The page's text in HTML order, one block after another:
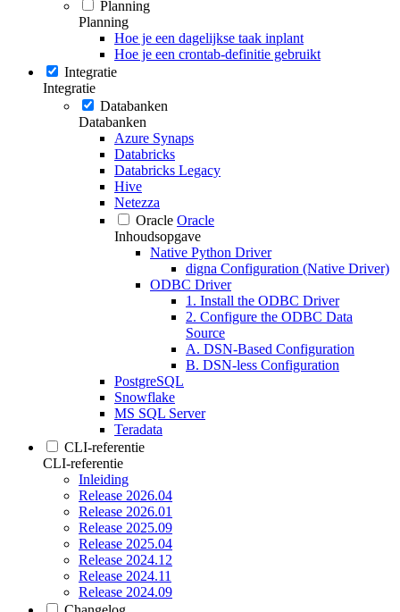
Planning
Planning
Hoe je een dagelijkse taak inplant
Hoe je een crontab-definitie gebruikt
Integratie
Integratie
Databanken
Databanken
Azure Synaps
Databricks
Databricks Legacy
Hive
Netezza
Oracle Oracle
Inhoudsopgave
Native Python Driver
digna Configuration (Native Driver)
ODBC Driver
1. Install the ODBC Driver
2. Configure the ODBC Data
Source
A. DSN-Based Configuration
B. DSN-less Configuration
PostgreSQL
Snowflake
MS SQL Server
Teradata
CLI-referentie
CLI-referentie
Inleiding
Release 2026.04
Release 2026.01
Release 2025.09
Release 2025.04
Release 2024.12
Release 2024.11
Release 2024.09